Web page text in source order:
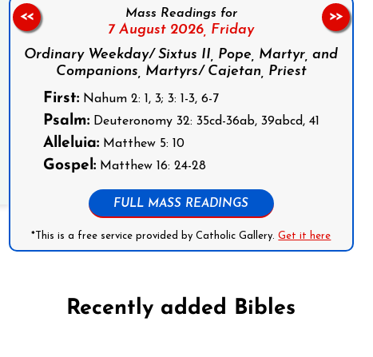
Mass Readings for
7 August 2026, Friday
Ordinary Weekday/ Sixtus II, Pope, Martyr, and
Companions, Martyrs/ Cajetan, Priest
First:Nahum 2: 1, 3; 3: 1-3, 6-7
Psalm:Deuteronomy 32: 35cd-36ab, 39abcd, 41
Alleluia:Matthew 5: 10
Gospel:Matthew 16: 24-28
FULL MASS READINGS
*This is a free service provided by Catholic Gallery.Get it here
<< >>
Recently added Bibles